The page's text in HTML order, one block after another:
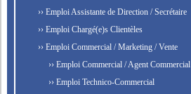
›› Emploi Assistante de Direction / Secrétaire
›› Emploi Chargé(e)s Clientèles
›› Emploi Commercial / Marketing / Vente
›› Emploi Commercial / Agent Commercial
›› Emploi Technico-Commercial